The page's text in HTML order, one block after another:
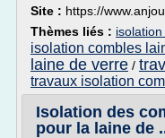
Site : https://
Thèmes liés :
isolation combles
laine de verre /
travaux isolation
Isolation des
pour la laine de